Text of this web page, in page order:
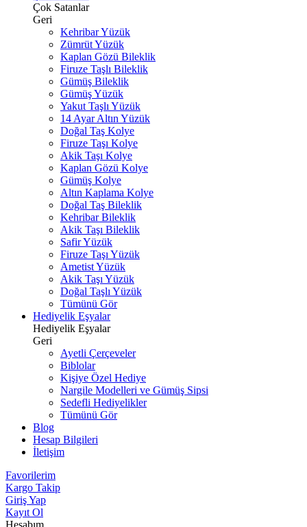
Çok Satanlar
Geri
Kehribar Yüzük
Zümrüt Yüzük
Kaplan Gözü Bileklik
Firuze Taşlı Bileklik
Gümüş Bileklik
Gümüş Yüzük
Yakut Taşlı Yüzük
14 Ayar Altın Yüzük
Doğal Taş Kolye
Firuze Taşı Kolye
Akik Taşı Kolye
Kaplan Gözü Kolye
Gümüş Kolye
Altın Kaplama Kolye
Doğal Taş Bileklik
Kehribar Bileklik
Akik Taşı Bileklik
Safir Yüzük
Firuze Taşı Yüzük
Ametist Yüzük
Akik Taşı Yüzük
Doğal Taşlı Yüzük
Tümünü Gör
Hediyelik Eşyalar
Hediyelik Eşyalar
Geri
Ayetli Çerçeveler
Biblolar
Kişiye Özel Hediye
Nargile Modelleri ve Gümüş Sipsi
Sedefli Hediyelikler
Tümünü Gör
Blog
Hesap Bilgileri
İletişim
Favorilerim
Kargo Takip
Giriş Yap
Kayıt Ol
Hesabım